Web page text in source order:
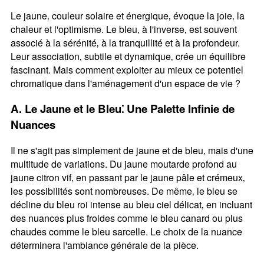
Le jaune‚ couleur solaire et énergique‚ évoque la joie‚ la
chaleur et l'optimisme. Le bleu‚ à l'inverse‚ est souvent
associé à la sérénité‚ à la tranquillité et à la profondeur.
Leur association‚ subtile et dynamique‚ crée un équilibre
fascinant. Mais comment exploiter au mieux ce potentiel
chromatique dans l'aménagement d'un espace de vie ?
A. Le Jaune et le Bleu⁚ Une Palette Infinie de
Nuances
Il ne s'agit pas simplement de jaune et de bleu‚ mais d'une
multitude de variations. Du jaune moutarde profond au
jaune citron vif‚ en passant par le jaune pâle et crémeux‚
les possibilités sont nombreuses. De même‚ le bleu se
décline du bleu roi intense au bleu ciel délicat‚ en incluant
des nuances plus froides comme le bleu canard ou plus
chaudes comme le bleu sarcelle. Le choix de la nuance
déterminera l'ambiance générale de la pièce.